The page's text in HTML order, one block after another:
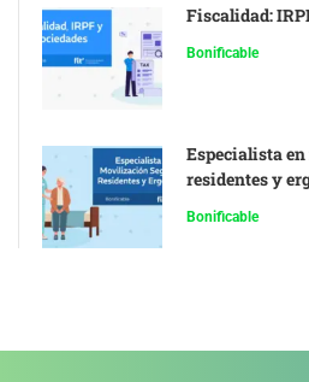
Fiscalidad:
Bonificable
Especialista
residentes y
Bonificable